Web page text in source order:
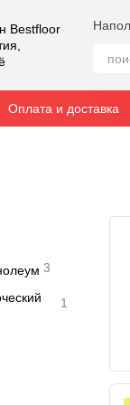
Оплата и доставка
3
1